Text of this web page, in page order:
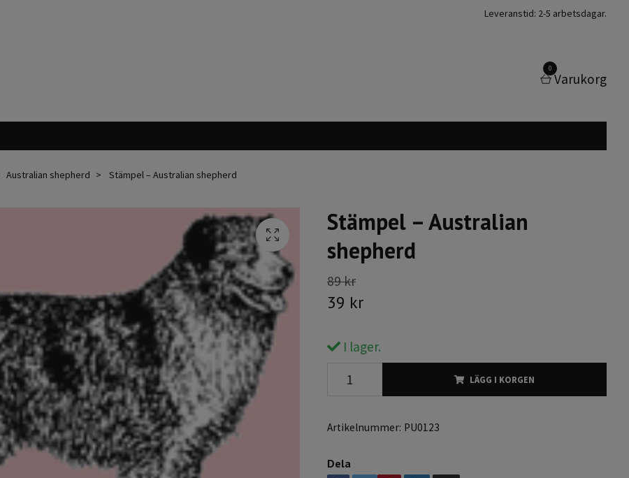
Leveranstid: 2-5 arbetsdagar.
0
Varukorg
Australian shepherd Stämpel – Australian shepherd
Stämpel – Australian
shepherd
89 kr
39 kr
I lager.
LÄGG I KORGEN
Artikelnummer: PU0123
Dela